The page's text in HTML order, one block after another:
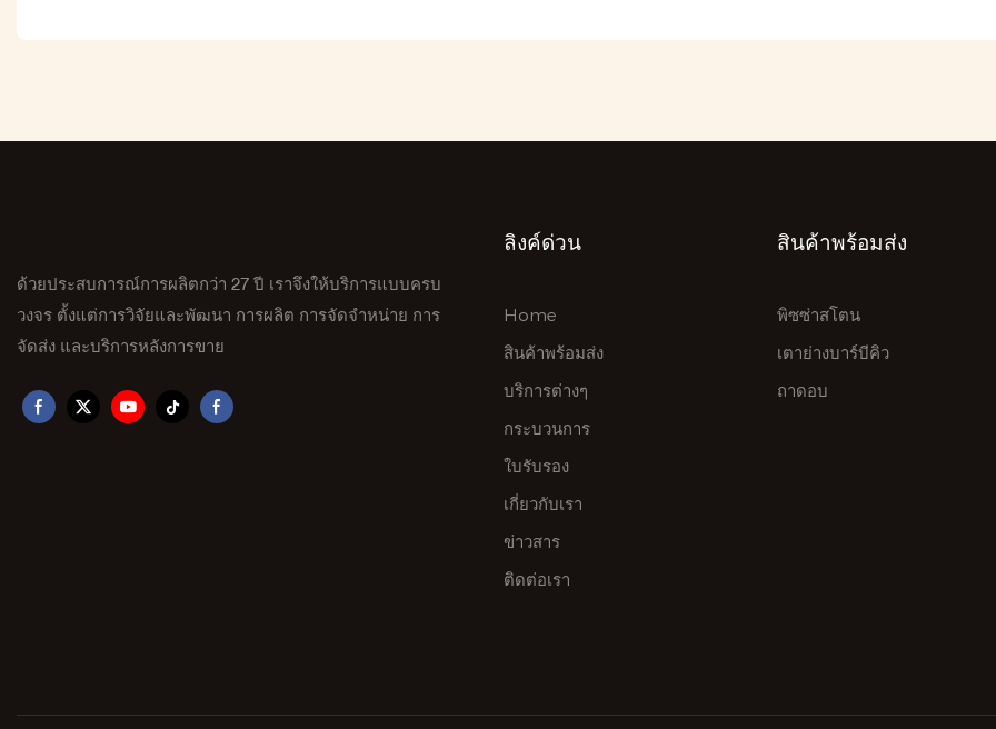
ด้วยประสบการณ์การผลิตกว่า 27 ปี เราจึงให้บริการแบบครบ
วงจร ตั้งแต่การวิจัยและพัฒนา การผลิต การจัดจำหน่าย การ
จัดส่ง และบริการหลังการขาย
ลิงค์ด่วน
Home
สินค้าพร้อมส่ง
บริการต่างๆ
กระบวนการ
ใบรับรอง
เกี่ยวกับเรา
ข่าวสาร
ติดต่อเรา
สินค้าพร้อมส่ง
พิซซ่าสโตน
เตาย่างบาร์บีคิว
ถาดอบ